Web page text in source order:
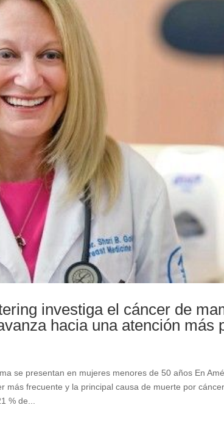
investiga el cáncer de
hacia una atención más
se presentan en mujeres menores de 50 años En
más frecuente y la principal causa de muerte por
% de...